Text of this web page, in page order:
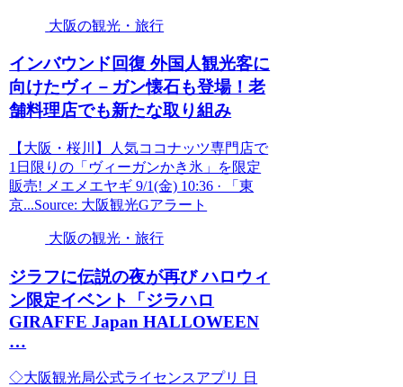
大阪の観光・旅行
インバウンド回復 外国人観光客に
向けたヴィ－ガン懐石も登場！老
舗料理店でも新たな取り組み
【大阪・桜川】人気ココナッツ専門店で
1日限りの「ヴィーガンかき氷」を限定
販売! メエメエヤギ 9/1(金) 10:36 · 「東
京...Source: 大阪観光Gアラート
大阪の観光・旅行
ジラフに伝説の夜が再び ハロウィ
ン限定イベント「ジラハロ
GIRAFFE Japan HALLOWEEN
…
◇大阪観光局公式ライセンスアプリ 日